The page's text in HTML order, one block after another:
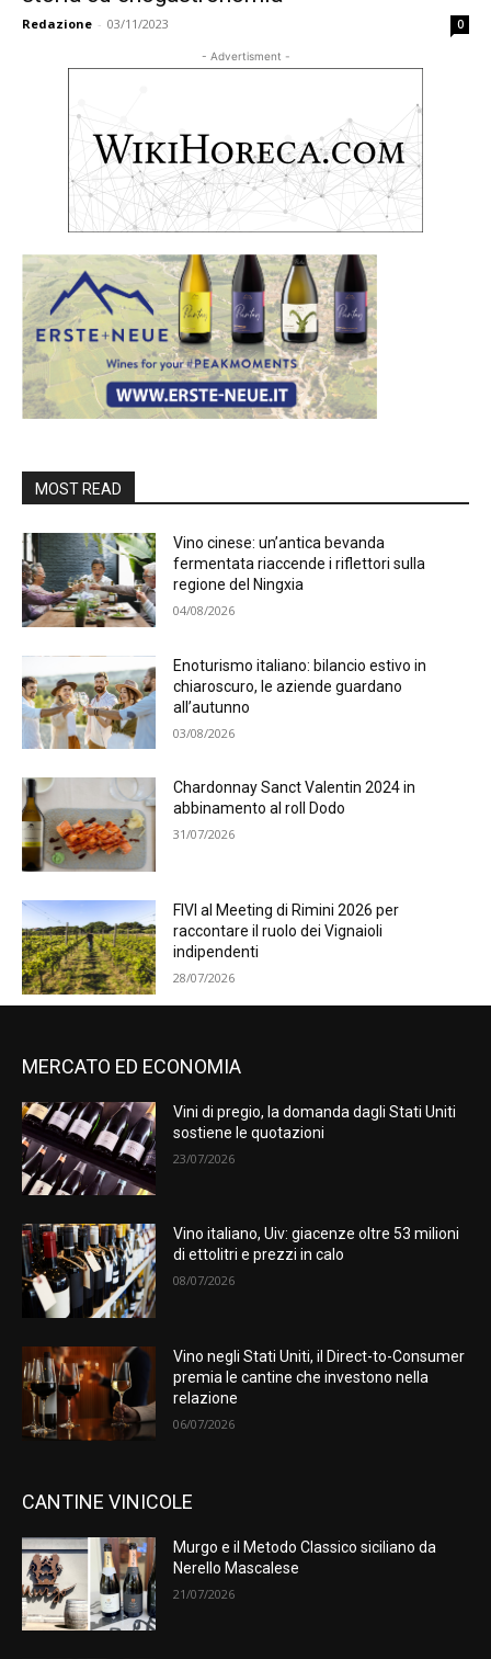
Redazione - 03/11/2023 0
- Advertisment -
MOST READ
Vino cinese: un’antica bevanda
fermentata riaccende i riflettori sulla
regione del Ningxia
04/08/2026
Enoturismo italiano: bilancio estivo in
chiaroscuro, le aziende guardano
all’autunno
03/08/2026
Chardonnay Sanct Valentin 2024 in
abbinamento al roll Dodo
31/07/2026
FIVI al Meeting di Rimini 2026 per
raccontare il ruolo dei Vignaioli
indipendenti
28/07/2026
MERCATO ED ECONOMIA
Vini di pregio, la domanda dagli Stati Uniti
sostiene le quotazioni
23/07/2026
Vino italiano, Uiv: giacenze oltre 53 milioni
di ettolitri e prezzi in calo
08/07/2026
Vino negli Stati Uniti, il Direct-to-Consumer
premia le cantine che investono nella
relazione
06/07/2026
CANTINE VINICOLE
Murgo e il Metodo Classico siciliano da
Nerello Mascalese
21/07/2026